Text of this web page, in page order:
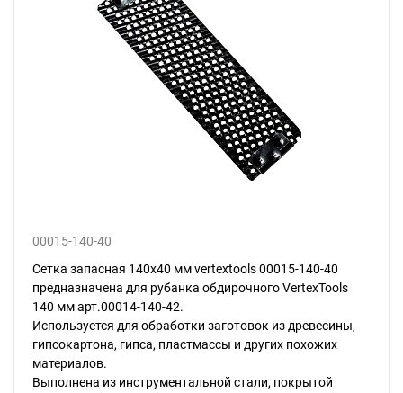
00015-140-40
Сетка запасная 140x40 мм vertextools 00015-140-40
предназначена для рубанка обдирочного VertexTools
140 мм арт.00014-140-42.
Используется для обработки заготовок из древесины,
гипсокартона, гипса, пластмассы и других похожих
материалов.
Выполнена из инструментальной стали, покрытой